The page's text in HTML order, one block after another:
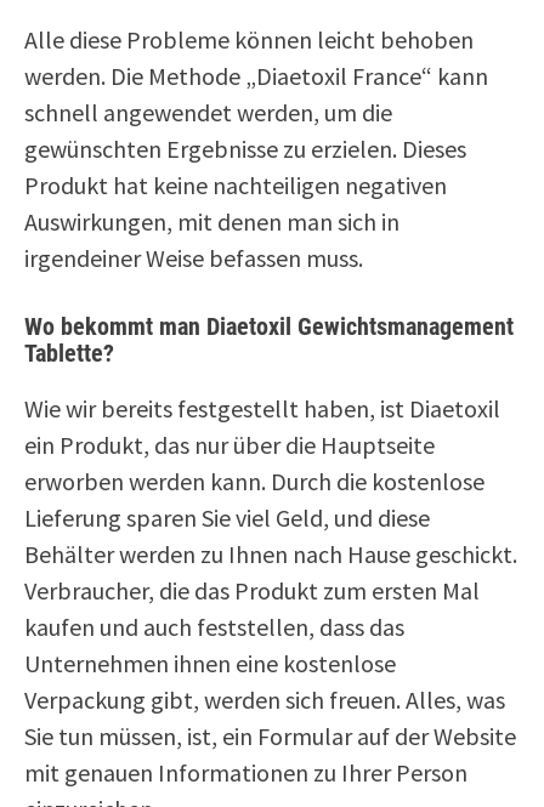
Alle diese Probleme können leicht behoben
werden. Die Methode „Diaetoxil France“ kann
schnell angewendet werden, um die
gewünschten Ergebnisse zu erzielen. Dieses
Produkt hat keine nachteiligen negativen
Auswirkungen, mit denen man sich in
irgendeiner Weise befassen muss.
Wo bekommt man Diaetoxil Gewichtsmanagement
Tablette?
Wie wir bereits festgestellt haben, ist Diaetoxil
ein Produkt, das nur über die Hauptseite
erworben werden kann. Durch die kostenlose
Lieferung sparen Sie viel Geld, und diese
Behälter werden zu Ihnen nach Hause geschickt.
Verbraucher, die das Produkt zum ersten Mal
kaufen und auch feststellen, dass das
Unternehmen ihnen eine kostenlose
Verpackung gibt, werden sich freuen. Alles, was
Sie tun müssen, ist, ein Formular auf der Website
mit genauen Informationen zu Ihrer Person